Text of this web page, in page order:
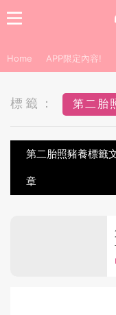
Home APP限定內容!
標籤： 第二胎
第二胎照豬養標籤
章